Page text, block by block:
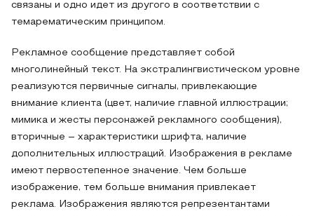
связаны и одно идет из другого в соответствии с
темарематическим принципом.
Рекламное сообщение представляет собой
многолинейный текст. На экстралингвистическом уровне
реализуются первичные сигналы, привлекающие
внимание клиента (цвет, наличие главной иллюстрации;
мимика и жесты персонажей рекламного сообщения),
вторичные – характеристики шрифта, наличие
дополнительных иллюстраций. Изображения в рекламе
имеют первостепенное значение. Чем больше
изображение, тем больше внимания привлекает
реклама. Изображения являются репрезентантами